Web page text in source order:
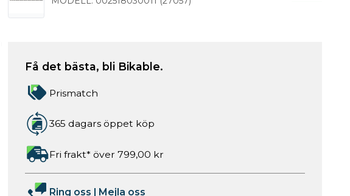
Få det bästa, bli Bikable.
Prismatch
365 dagars öppet köp
Fri frakt* över 799,00 kr
Ring oss | Mejla oss